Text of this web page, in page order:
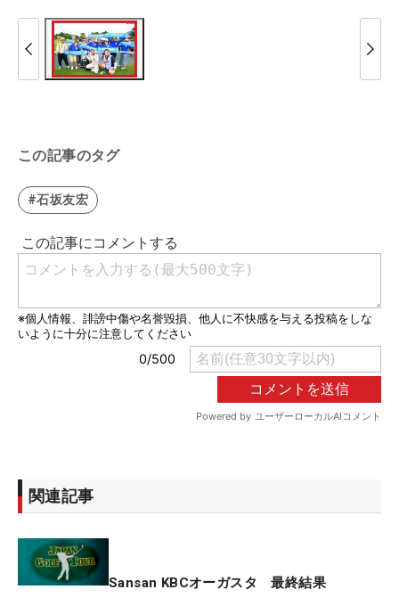
この記事のタグ
#石坂友宏
関連記事
Sansan KBCオーガスタ 最終結果